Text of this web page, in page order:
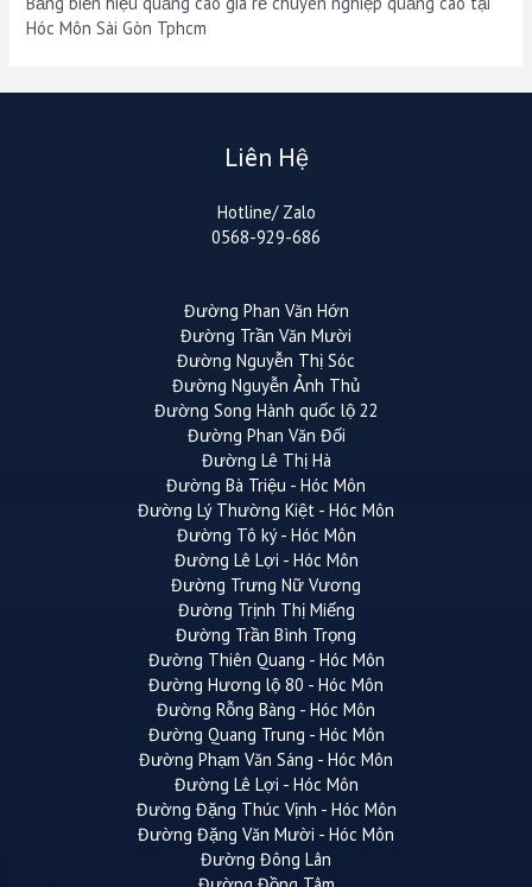
Hóc Môn Sài Gòn Tphcm
Liên Hệ
Hotline/ Zalo
0568-929-686
Đường Phan Văn Hớn
Đường Trần Văn Mười
Đường Nguyễn Thị Sóc
Đường Nguyễn Ảnh Thủ
Đường Song Hành quốc lộ 22
Đường Phan Văn Đối
Đường Lê Thị Hà
Đường Bà Triệu - Hóc Môn
Đường Lý Thường Kiệt - Hóc Môn
Đường Tô ký - Hóc Môn
Đường Lê Lợi - Hóc Môn
Đường Trưng Nữ Vương
Đường Trịnh Thị Miếng
Đường Trần Bình Trọng
Đường Thiên Quang - Hóc Môn
Đường Hương lộ 80 - Hóc Môn
Đường Rỗng Bàng - Hóc Môn
Đường Quang Trung - Hóc Môn
Đường Phạm Văn Sáng - Hóc Môn
Đường Lê Lợi - Hóc Môn
Đường Đặng Thúc Vịnh - Hóc Môn
Đường Đặng Văn Mười - Hóc Môn
Đường Đông Lân